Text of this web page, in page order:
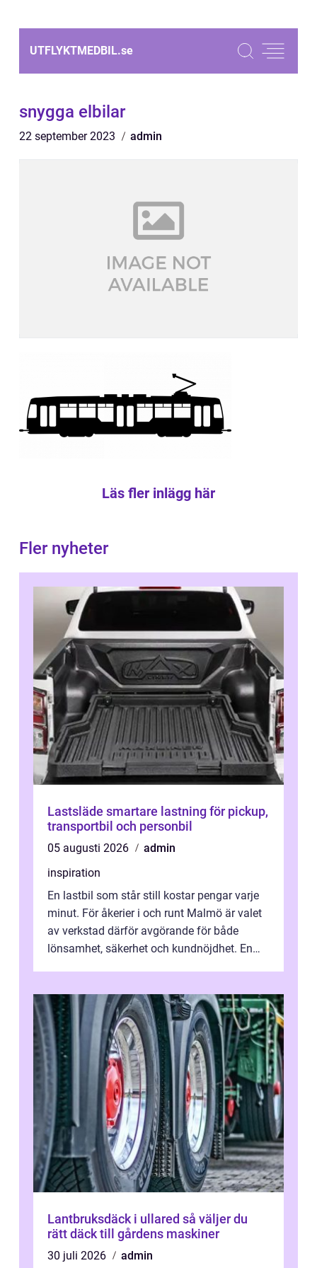
UTFLYKTMEDBIL.se
snygga elbilar
22 september 2023 admin
Läs fler inlägg här
Fler nyheter
Lastsläde smartare lastning för pickup,
transportbil och personbil
05 augusti 2026
admin
inspiration
En lastbil som står still kostar pengar varje
minut. För åkerier i och runt Malmö är valet
av verkstad därför avgörande för både
lönsamhet, säkerhet och kundnöjdhet. En
Lantbruksdäck i ullared så väljer du
rätt däck till gårdens maskiner
30 juli 2026 admin